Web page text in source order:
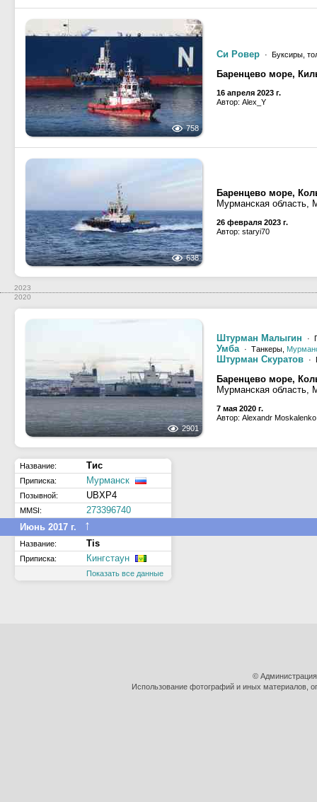
758
Си Ровер · Буксиры,
Баренцево море,
16 апреля 2023 г.
Автор: Alex_Y
638
Баренцево море,
Мурманская область,
26 февраля 2023 г.
Автор: staryi70
2023
2020
2901
Штурман Малыгин ·
Умба · Танкеры,
Штурман Скуратов ·
Баренцево море,
Мурманская область,
7 мая 2020 г.
Автор: Alexandr Moskalenko
Название: Тис
Приписка: Мурманск
Позывной: UBXP4
MMSI:
273396740
Июнь 2017 г.
↑
Название: Tis
Приписка: Кингстаун
Показать все данные
©
Использование фотографий и иных материалов,